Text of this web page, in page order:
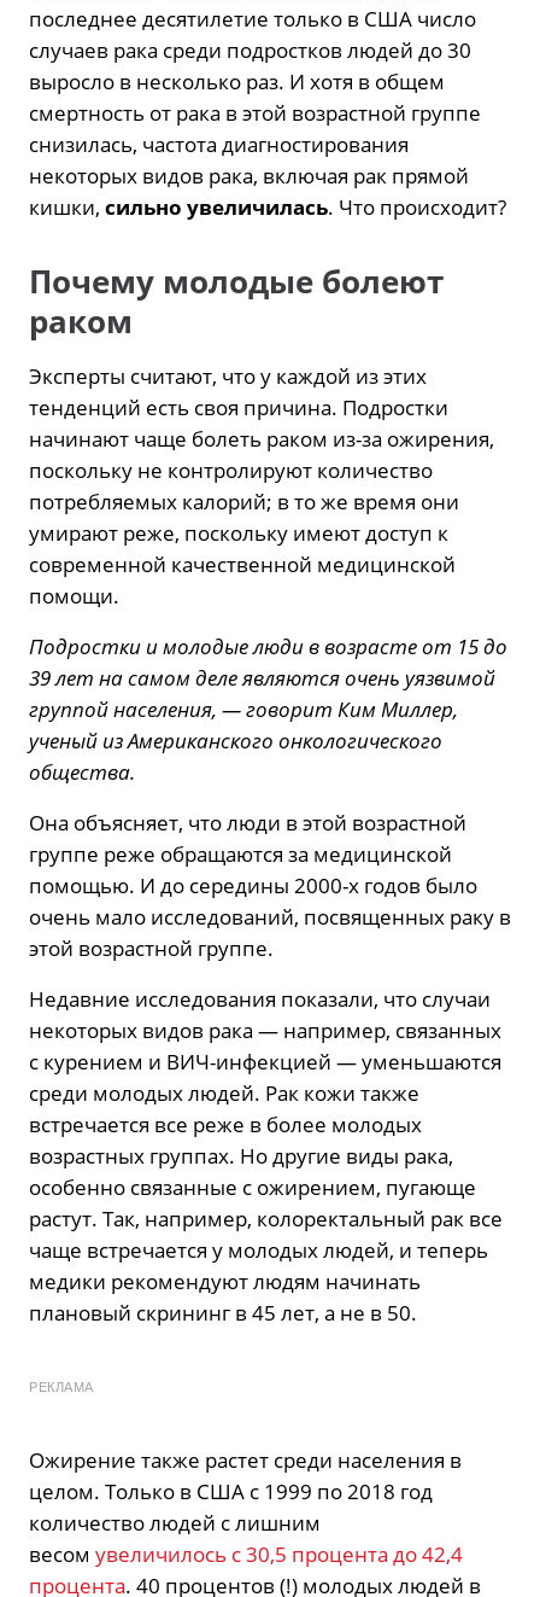
последнее десятилетие только в США число
случаев рака среди подростков людей до 30
выросло в несколько раз. И хотя в общем
смертность от рака в этой возрастной группе
снизилась, частота диагностирования
некоторых видов рака, включая рак прямой
кишки, сильно увеличилась. Что происходит?
Почему молодые болеют
раком
Эксперты считают, что у каждой из этих
тенденций есть своя причина. Подростки
начинают чаще болеть раком из-за ожирения,
поскольку не контролируют количество
потребляемых калорий; в то же время они
умирают реже, поскольку имеют доступ к
современной качественной медицинской
помощи.
Подростки и молодые люди в возрасте от 15 до
39 лет на самом деле являются очень уязвимой
группой населения, — говорит Ким Миллер,
ученый из Американского онкологического
общества.
Она объясняет, что люди в этой возрастной
группе реже обращаются за медицинской
помощью. И до середины 2000-х годов было
очень мало исследований, посвященных раку в
этой возрастной группе.
Недавние исследования показали, что случаи
некоторых видов рака — например, связанных
с курением и ВИЧ-инфекцией — уменьшаются
среди молодых людей. Рак кожи также
встречается все реже в более молодых
возрастных группах. Но другие виды рака,
особенно связанные с ожирением, пугающе
растут. Так, например, колоректальный рак все
чаще встречается у молодых людей, и теперь
медики рекомендуют людям начинать
плановый скрининг в 45 лет, а не в 50.
РЕКЛАМА
Ожирение также растет среди населения в
целом. Только в США с 1999 по 2018 год
количество людей с лишним
весом увеличилось с 30,5 процента до 42,4
процента. 40 процентов (!) молодых людей в